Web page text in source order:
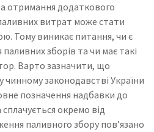
отримання додаткового
витрат може стати
Тому виникає питання, чи є
зборів та чи має такі
Варто зазначити, що
чинному законодавстві України
позначення надбавки до
окремо від
паливного збору пов’язано